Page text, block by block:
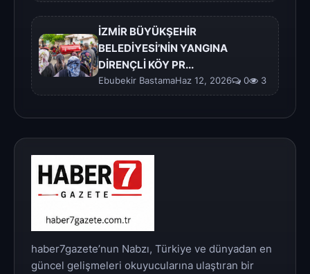
İZMİR BÜYÜKŞEHİR
BELEDİYESİ’NİN YANGINA
DİRENÇLİ KÖY PR...
Ebubekir BastamaHaz 12, 2026 0 3
haber7gazete’nun Nabzı, Türkiye ve dünyadan en
güncel gelişmeleri okuyucularına ulaştıran bir